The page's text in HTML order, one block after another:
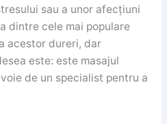
sau a unor afecțiuni
dintre cele mai populare
acestor dureri, dar
este: este masajul
de un specialist pentru a